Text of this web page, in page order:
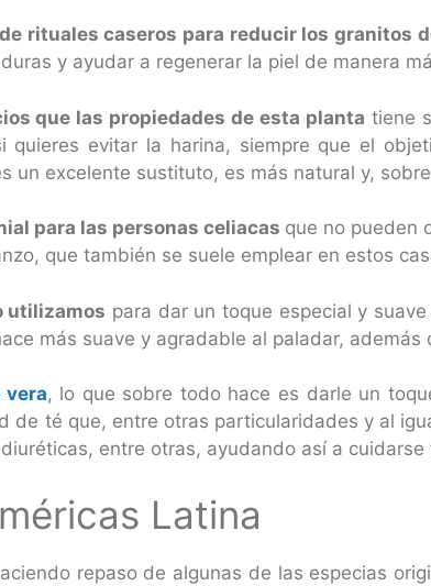
rituales caseros para reducir los granitos
y ayudar a regenerar la piel de manera
que las propiedades de esta planta tiene
evitar la harina, siempre que el
un excelente sustituto, es más natural y,
para las personas celiacas que no pueden
que también se suele emplear en estos
utilizamos para dar un toque especial y
más suave y agradable al paladar,
vera, lo que sobre todo hace es darle un
de té que, entre otras particularidades y al
entre otras, ayudando así a
Latina
repaso de algunas de las especias